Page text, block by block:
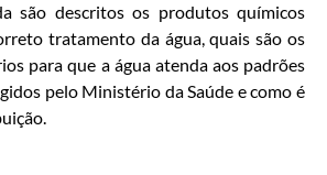
são descritos os produtos químicos
tratamento da água, quais são os
para que a água atenda aos padrões
pelo Ministério da Saúde e como é